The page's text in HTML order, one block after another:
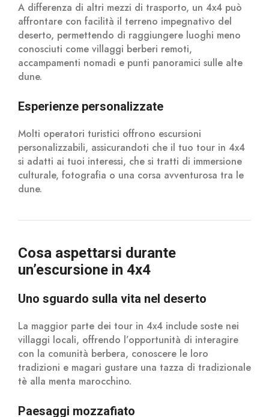
A differenza di altri mezzi di trasporto, un 4x4 può
affrontare con facilità il terreno impegnativo del
deserto, permettendo di raggiungere luoghi meno
conosciuti come villaggi berberi remoti,
accampamenti nomadi e punti panoramici sulle alte
dune.
Esperienze personalizzate
Molti operatori turistici offrono escursioni
personalizzabili, assicurandoti che il tuo tour in 4x4
si adatti ai tuoi interessi, che si tratti di immersione
culturale, fotografia o una corsa avventurosa tra le
dune.
Cosa aspettarsi durante
un’escursione in 4x4
Uno sguardo sulla vita nel deserto
La maggior parte dei tour in 4x4 include soste nei
villaggi locali, offrendo l’opportunità di interagire
con la comunità berbera, conoscere le loro
tradizioni e magari gustare una tazza di tradizionale
tè alla menta marocchino.
Paesaggi mozzafiato